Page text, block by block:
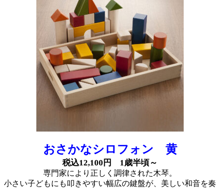
おさかなシロフォン 黄
税込12,100円 1歳半頃～
専門家により正しく調律された木琴。
小さい子どもにも叩きやすい幅広の鍵盤が、美しい和音を奏